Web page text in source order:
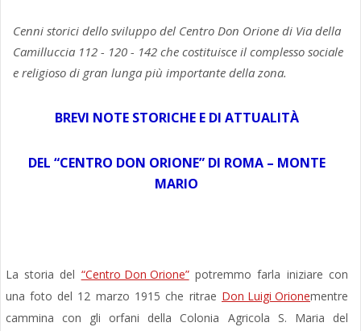
Cenni storici dello sviluppo del Centro Don Orione di Via della
Camilluccia 112 - 120 - 142 che costituisce il complesso sociale
e religioso di gran lunga più importante della zona.
BREVI NOTE STORICHE E DI ATTUALITÀ
DEL “CENTRO DON ORIONE” DI ROMA – MONTE
MARIO
La storia del “Centro Don Orione”potremmo farla iniziare con
una foto del 12 marzo 1915 che ritrae Don Luigi Orionementre
cammina con gli orfani della Colonia Agricola S. Maria del